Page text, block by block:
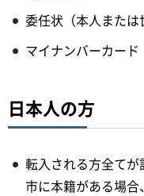
委任状（本人または
マイナンバーカード
日本人の方
転入される方全て
市に本籍がある場